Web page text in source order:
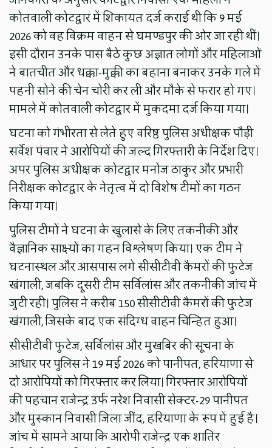
कोतवाली कोटद्वार में शिकायत दर्ज कराई थी कि 9 मई
2026 को वह विक्रम वाहन से घमण्डपुर की ओर जा रही थीं।
इसी दौरान उनके पास बैठे कुछ अज्ञात लोगों और महिलाओं
ने बातचीत और धक्का-मुक्की का बहाना बनाकर उनके गले में
पहनी सोने की चेन चोरी कर ली और मौके से फरार हो गए।
मामले में कोतवाली कोटद्वार में मुकदमा दर्ज किया गया।
घटना को गंभीरता से लेते हुए वरिष्ठ पुलिस अधीक्षक पौड़ी
सर्वेश पंवार ने आरोपियों की जल्द गिरफ्तारी के निर्देश दिए।
अपर पुलिस अधीक्षक कोटद्वार मनोज ठाकुर और प्रभारी
निरीक्षक कोटद्वार के नेतृत्व में दो विशेष टीमों का गठन
किया गया।
पुलिस टीमों ने घटना के खुलासे के लिए तकनीकी और
वैज्ञानिक साक्ष्यों का गहन विश्लेषण किया। एक टीम ने
घटनास्थल और आसपास लगे सीसीटीवी कैमरों की फुटेज
खंगाली, जबकि दूसरी टीम सर्विलांस और तकनीकी जांच में
जुटी रही। पुलिस ने करीब 150 सीसीटीवी कैमरों की फुटेज
खंगाली, जिसके बाद एक संदिग्ध वाहन चिन्हित हुआ।
सीसीटीवी फुटेज, सर्विलांस और मुखबिर की सूचना के
आधार पर पुलिस ने 19 मई 2026 को पानीपत, हरियाणा से
दो आरोपियों को गिरफ्तार कर लिया। गिरफ्तार आरोपियों
की पहचान राजेन्द्र उर्फ नरेश निवासी सेक्टर-29 पानीपत
और मुस्कान निवासी जिला जींद, हरियाणा के रूप में हुई है।
जांच में सामने आया कि आरोपी राजेन्द्र एक शातिर